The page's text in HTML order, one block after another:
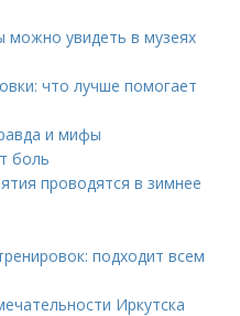
можно увидеть в музеях
что лучше помогает
и мифы
боль
проводятся в зимнее
подходит всем
Иркутска